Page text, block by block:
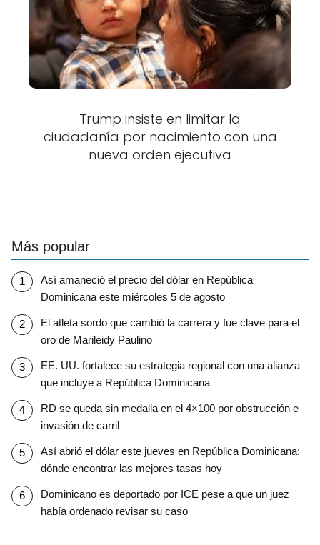
Trump insiste en limitar la
ciudadanía por nacimiento con una
nueva orden ejecutiva
Más popular
Así amaneció el precio del dólar en República
Dominicana este miércoles 5 de agosto
El atleta sordo que cambió la carrera y fue clave para el
oro de Marileidy Paulino
EE. UU. fortalece su estrategia regional con una alianza
que incluye a República Dominicana
RD se queda sin medalla en el 4×100 por obstrucción e
invasión de carril
Así abrió el dólar este jueves en República Dominicana:
dónde encontrar las mejores tasas hoy
Dominicano es deportado por ICE pese a que un juez
había ordenado revisar su caso